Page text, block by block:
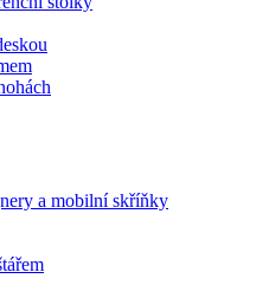
a mobilní skříňky